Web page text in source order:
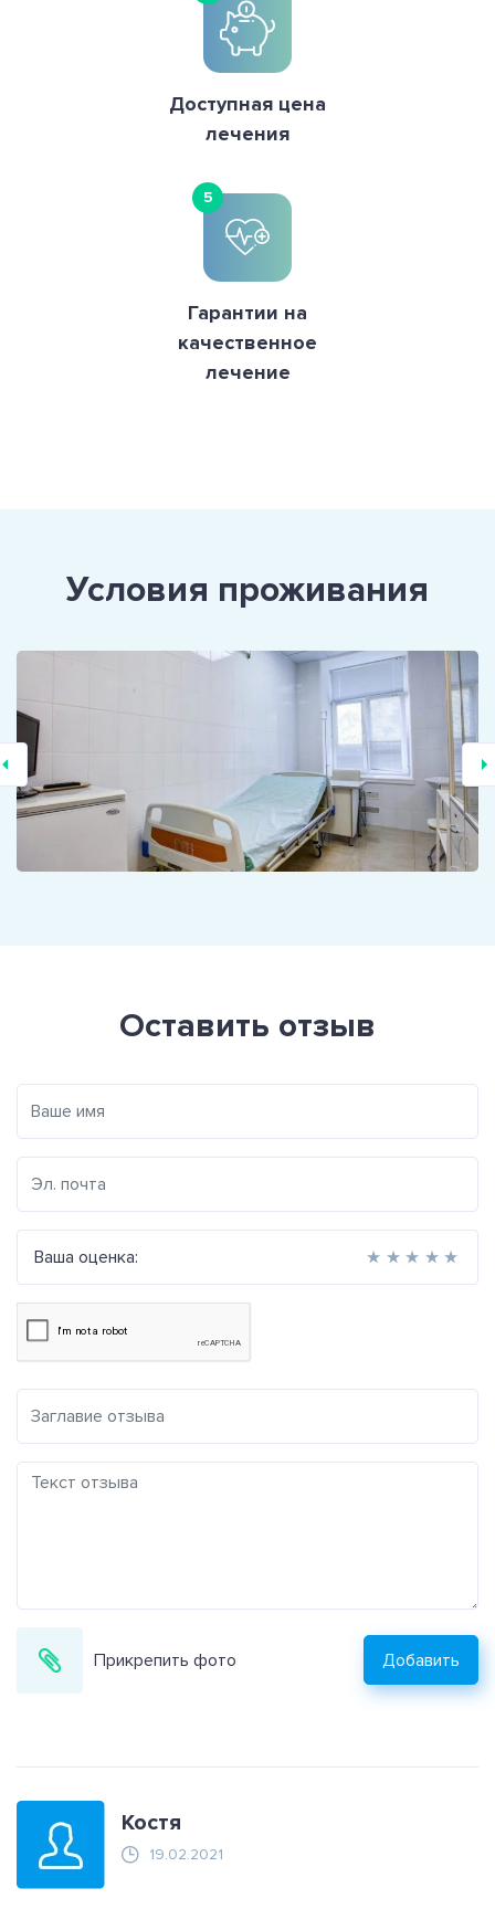
Доступная цена
лечения
5
Гарантии на
качественное
лечение
Условия проживания
Оставить отзыв
Ваша оценка: ★
★
★
★
★
Прикрепить фото Добавить
Костя
19.02.2021